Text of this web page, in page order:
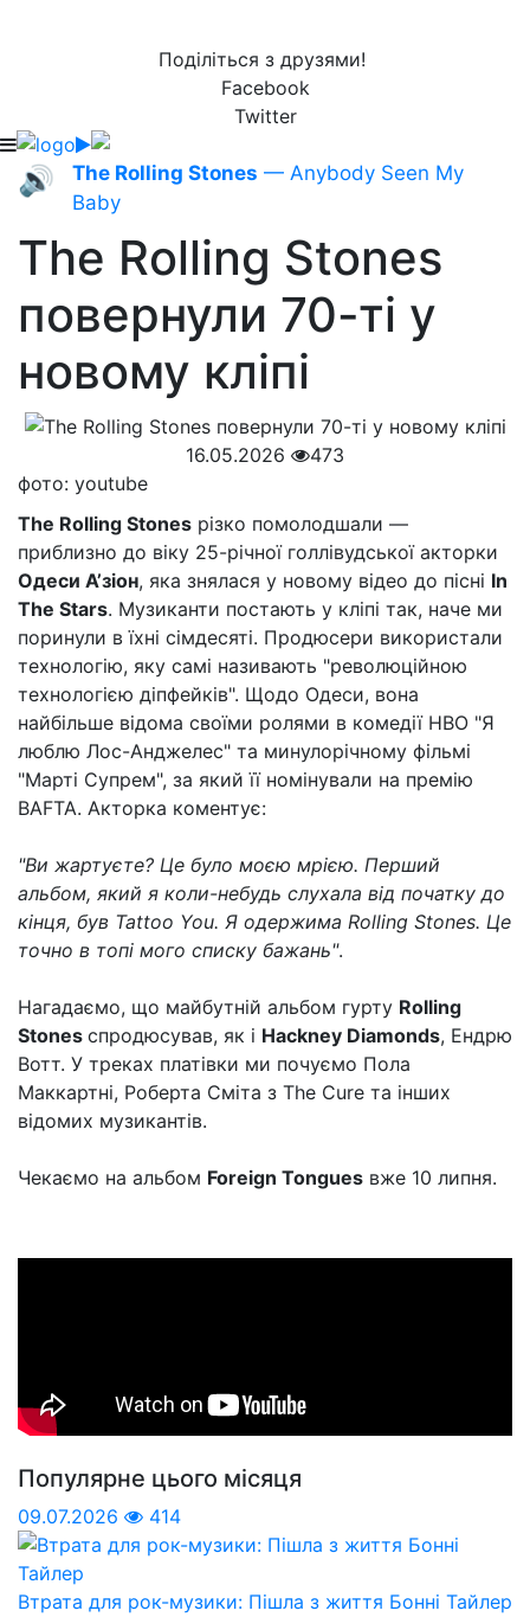
Поділіться з друзями!
Facebook
Twitter
🔊 The Rolling Stones — Anybody Seen My
Baby
The Rolling Stones
повернули 70-ті у
новому кліпі
16.05.2026
473
фото: youtube
The Rolling Stones різко помолодшали —
приблизно до віку 25-річної голлівудської акторки
Одеси А’зіон, яка знялася у новому відео до пісні In
The Stars. Музиканти постають у кліпі так, наче ми
поринули в їхні сімдесяті. Продюсери використали
технологію, яку самі називають "революційною
технологією діпфейків". Щодо Одеси, вона
найбільше відома своїми ролями в комедії HBO "Я
люблю Лос-Анджелес" та минулорічному фільмі
"Марті Супрем", за який її номінували на премію
BAFTA. Акторка коментує:
"Ви жартуєте? Це було моєю мрією. Перший
альбом, який я коли-небудь слухала від початку до
кінця, був Tattoo You. Я одержима Rolling Stones. Це
точно в топі мого списку бажань".
Нагадаємо, що майбутній альбом гурту Rolling
Stones спродюсував, як і Hackney Diamonds, Ендрю
Вотт. У треках платівки ми почуємо Пола
Маккартні, Роберта Сміта з The Cure та інших
відомих музикантів.
Чекаємо на альбом Foreign Tongues вже 10 липня.
Популярне цього місяця
09.07.2026 414
Втрата для рок-музики: Пішла з життя Бонні Тайлер